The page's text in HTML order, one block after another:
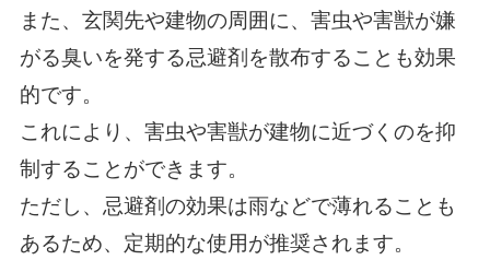
また、玄関先や建物の周囲に、害虫や害獣が嫌
がる臭いを発する忌避剤を散布することも効果
的です。
これにより、害虫や害獣が建物に近づくのを抑
制することができます。
ただし、忌避剤の効果は雨などで薄れることも
あるため、定期的な使用が推奨されます。